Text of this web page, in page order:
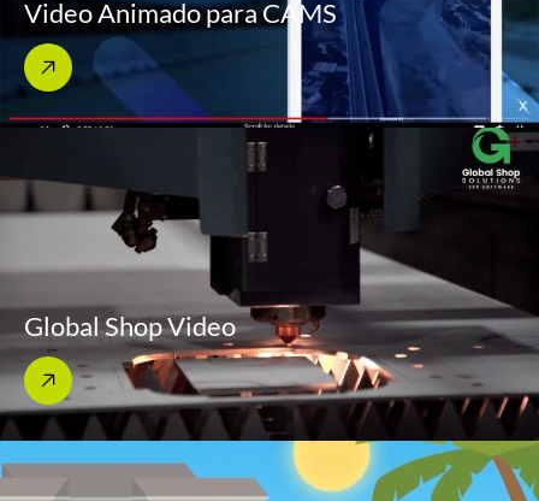
Video Animado para CAMS
Global Shop Video